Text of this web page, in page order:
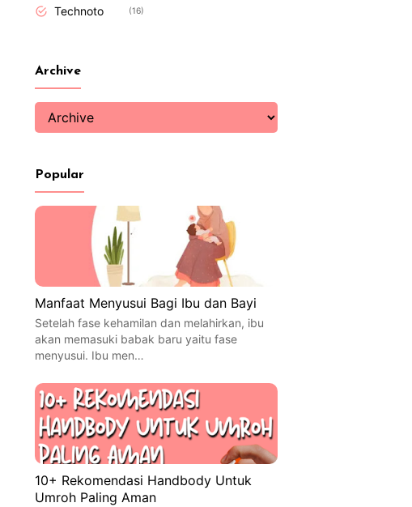
Technoto 16
Archive
Popular
Manfaat Menyusui Bagi Ibu dan Bayi
Setelah fase kehamilan dan melahirkan, ibu
akan memasuki babak baru yaitu fase
menyusui. Ibu men…
10+ Rekomendasi Handbody Untuk
Umroh Paling Aman